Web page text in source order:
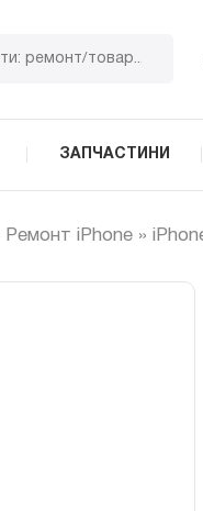
ЗАПЧАСТИНИ
Ремонт iPhone »